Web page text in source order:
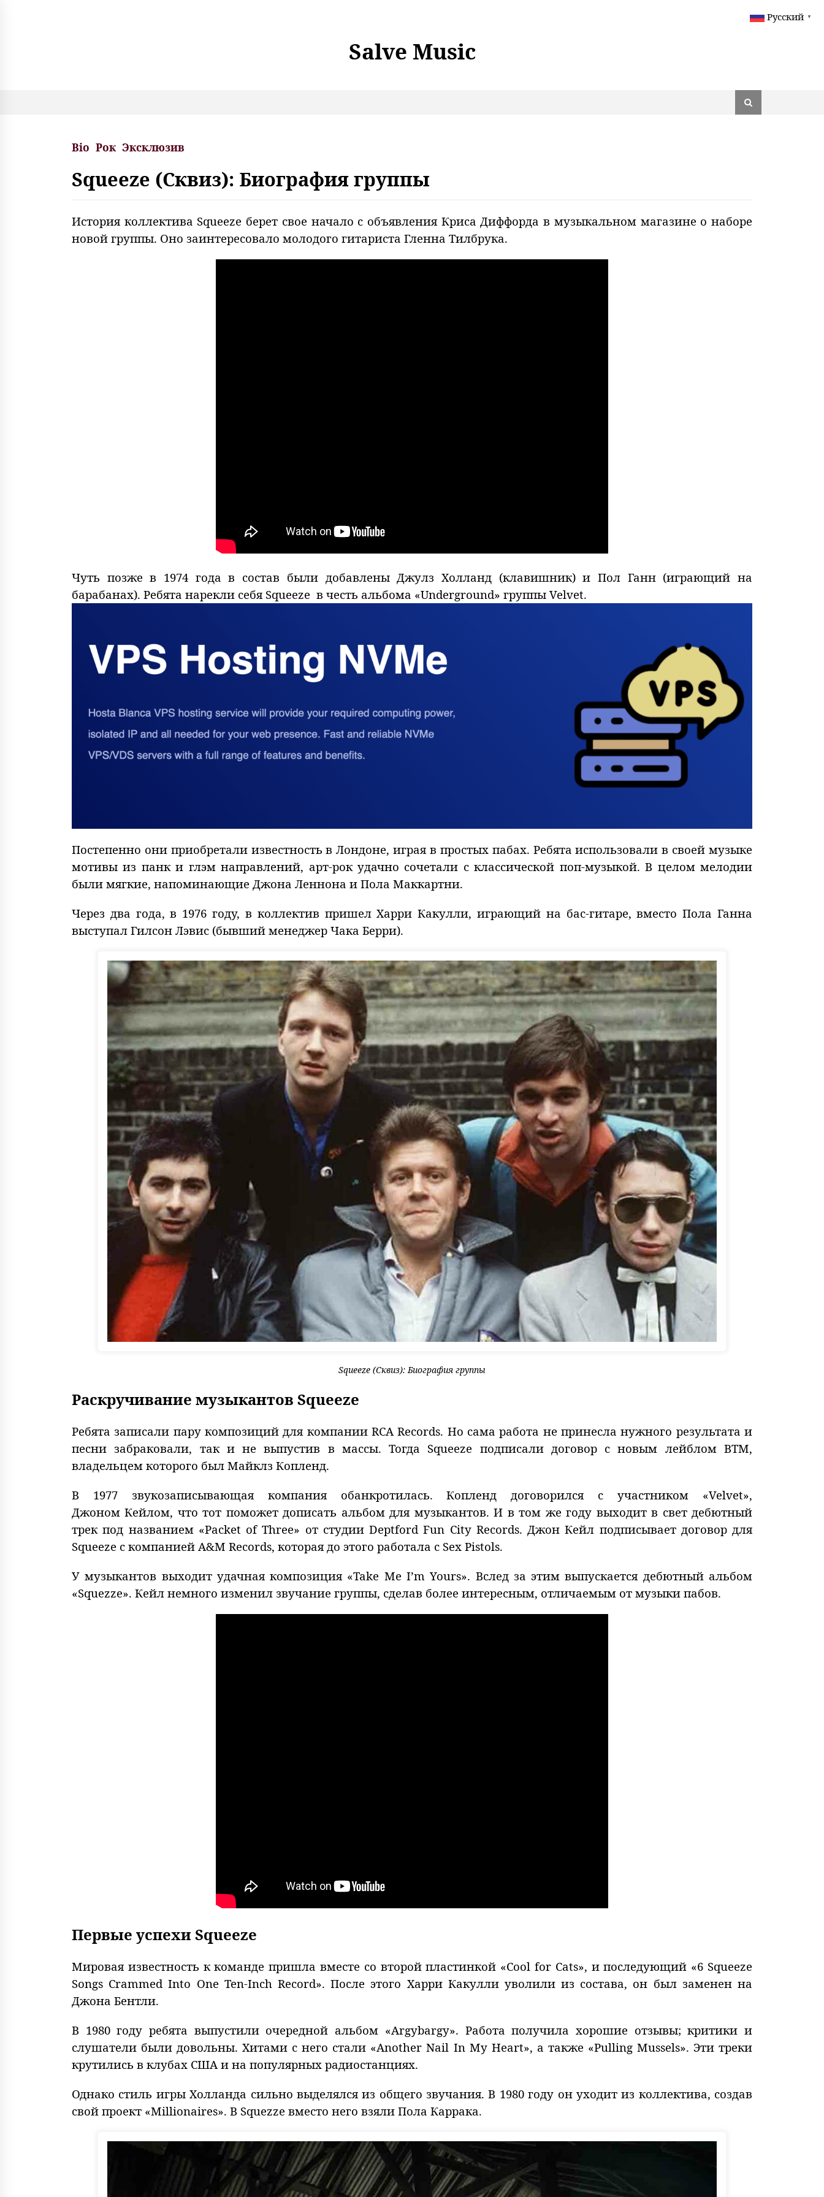
Salve Music
Bio Рок Эксклюзив
Squeeze (Сквиз): Биография группы
История коллектива Squeeze берет свое начало с объявления Криса Диффорда в музыкальном магазине о наборе
новой группы. Оно заинтересовало молодого гитариста Гленна Тилбрука.
Чуть позже в 1974 года в состав были добавлены Джулз Холланд (клавишник) и Пол Ганн (играющий на
барабанах). Ребята нарекли себя Squeeze в честь альбома «Underground» группы Velvet.
Постепенно они приобретали известность в Лондоне, играя в простых пабах. Ребята использовали в своей музыке
мотивы из панк и глэм направлений, арт-рок удачно сочетали с классической поп-музыкой. В целом мелодии
были мягкие, напоминающие Джона Леннона и Пола Маккартни.
Через два года, в 1976 году, в коллектив пришел Харри Какулли, играющий на бас-гитаре, вместо Пола Ганна
выступал Гилсон Лэвис (бывший менеджер Чака Берри).
Squeeze (Сквиз): Биография группы
Раскручивание музыкантов Squeeze
Ребята записали пару композиций для компании RCA Records. Но сама работа не принесла нужного результата и
песни забраковали, так и не выпустив в массы. Тогда Squeeze подписали договор с новым лейблом BTM,
владельцем которого был Майклз Копленд.
В 1977 звукозаписывающая компания обанкротилась. Копленд договорился с участником «Velvet»,
Джоном Кейлом, что тот поможет дописать альбом для музыкантов. И в том же году выходит в свет дебютный
трек под названием «Packet of Three» от студии Deptford Fun City Records. Джон Кейл подписывает договор для
Squeeze с компанией A&M Records, которая до этого работала с Sex Pistols.
У музыкантов выходит удачная композиция «Take Me I’m Yours». Вслед за этим выпускается дебютный альбом
«Squezze». Кейл немного изменил звучание группы, сделав более интересным, отличаемым от музыки пабов.
Первые успехи Squeeze
Мировая известность к команде пришла вместе со второй пластинкой «Cool for Cats», и последующий «6 Squeeze
Songs Crammed Into One Ten-Inch Record». После этого Харри Какулли уволили из состава, он был заменен на
Джона Бентли.
В 1980 году ребята выпустили очередной альбом «Argybargy». Работа получила хорошие отзывы; критики и
слушатели были довольны. Хитами с него стали «Another Nail In My Heart», а также «Pulling Mussels». Эти треки
крутились в клубах США и на популярных радиостанциях.
Однако стиль игры Холланда сильно выделялся из общего звучания. В 1980 году он уходит из коллектива, создав
свой проект «Millionaires». В Squezze вместо него взяли Пола Каррака.
Русский ▼